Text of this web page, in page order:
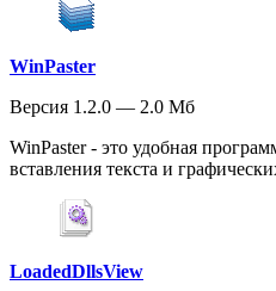
WinPaster
Версия 1.2.0 — 2.0 Мб
WinPaster - это удобная
вставления текста и
LoadedDllsView